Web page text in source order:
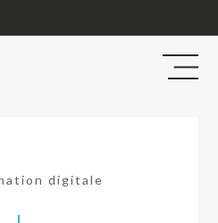
digitale